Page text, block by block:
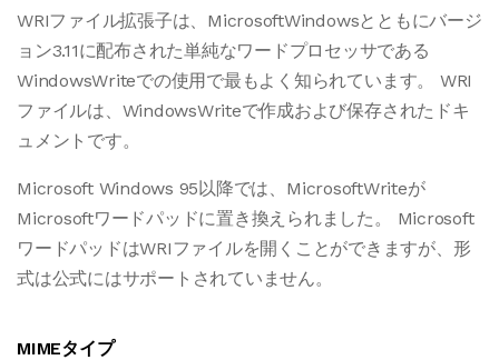
WRIファイル拡張子は、MicrosoftWindowsとともにバージ
ョン3.11に配布された単純なワードプロセッサである
WindowsWriteでの使用で最もよく知られています。 WRI
ファイルは、WindowsWriteで作成および保存されたドキ
ュメントです。
Microsoft Windows 95以降では、MicrosoftWriteが
Microsoftワードパッドに置き換えられました。 Microsoft
ワードパッドはWRIファイルを開くことができますが、形
式は公式にはサポートされていません。
MIMEタイプ